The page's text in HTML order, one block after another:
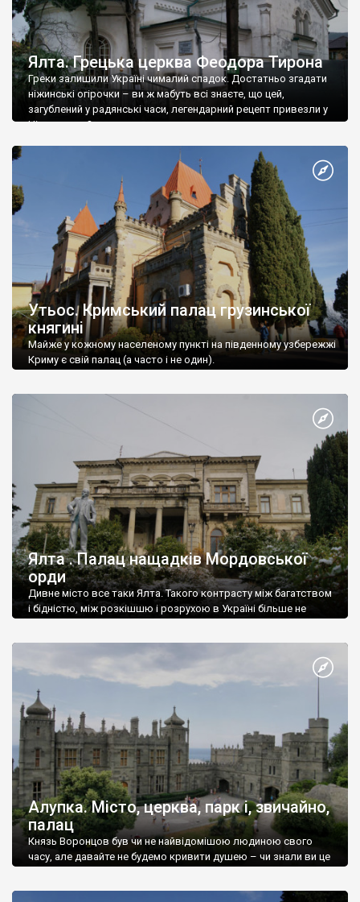
Ялта. Грецька церква Феодора Тирона
Греки залишили Україні чималий спадок. Достатньо згадати
ніжинські огірочки – ви ж мабуть всі знаєте, що цей,
загублений у радянські часи, легендарний рецепт привезли у
Ніжин греки?
Утьос. Кримський палац грузинської
княгині
Майже у кожному населеному пункті на південному узбережжі
Криму є свій палац (а часто і не один).
Ялта . Палац нащадків Мордовської
орди
Дивне місто все таки Ялта. Такого контрасту між багатством
і бідністю, між розкішшю і розрухою в Україні більше не
Алупка. Місто, церква, парк і, звичайно,
палац
Князь Воронцов був чи не найвідомішою людиною свого
часу, але давайте не будемо кривити душею – чи знали ви це